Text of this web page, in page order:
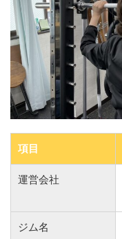
項目
運営会社
ジム名